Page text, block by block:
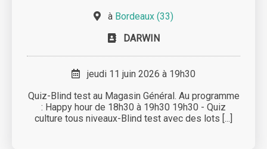
à Bordeaux (33)
DARWIN
jeudi 11 juin 2026 à 19h30
Quiz-Blind test au Magasin Général. Au programme
: Happy hour de 18h30 à 19h30 19h30 - Quiz
culture tous niveaux-Blind test avec des lots [...]